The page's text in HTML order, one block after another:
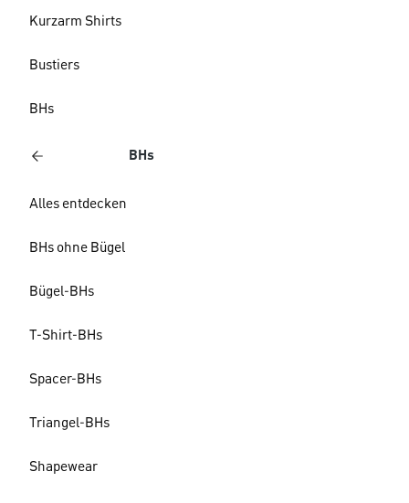
Kurzarm Shirts
Bustiers
BHs
BHs
Alles entdecken
BHs ohne Bügel
Bügel-BHs
T-Shirt-BHs
Spacer-BHs
Triangel-BHs
Shapewear